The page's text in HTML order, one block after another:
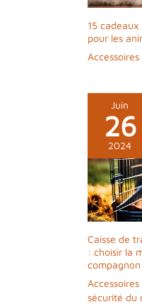
15
pour les
Juin
26
2024
Caisse de
: choisir la
compagnon
sécurité du